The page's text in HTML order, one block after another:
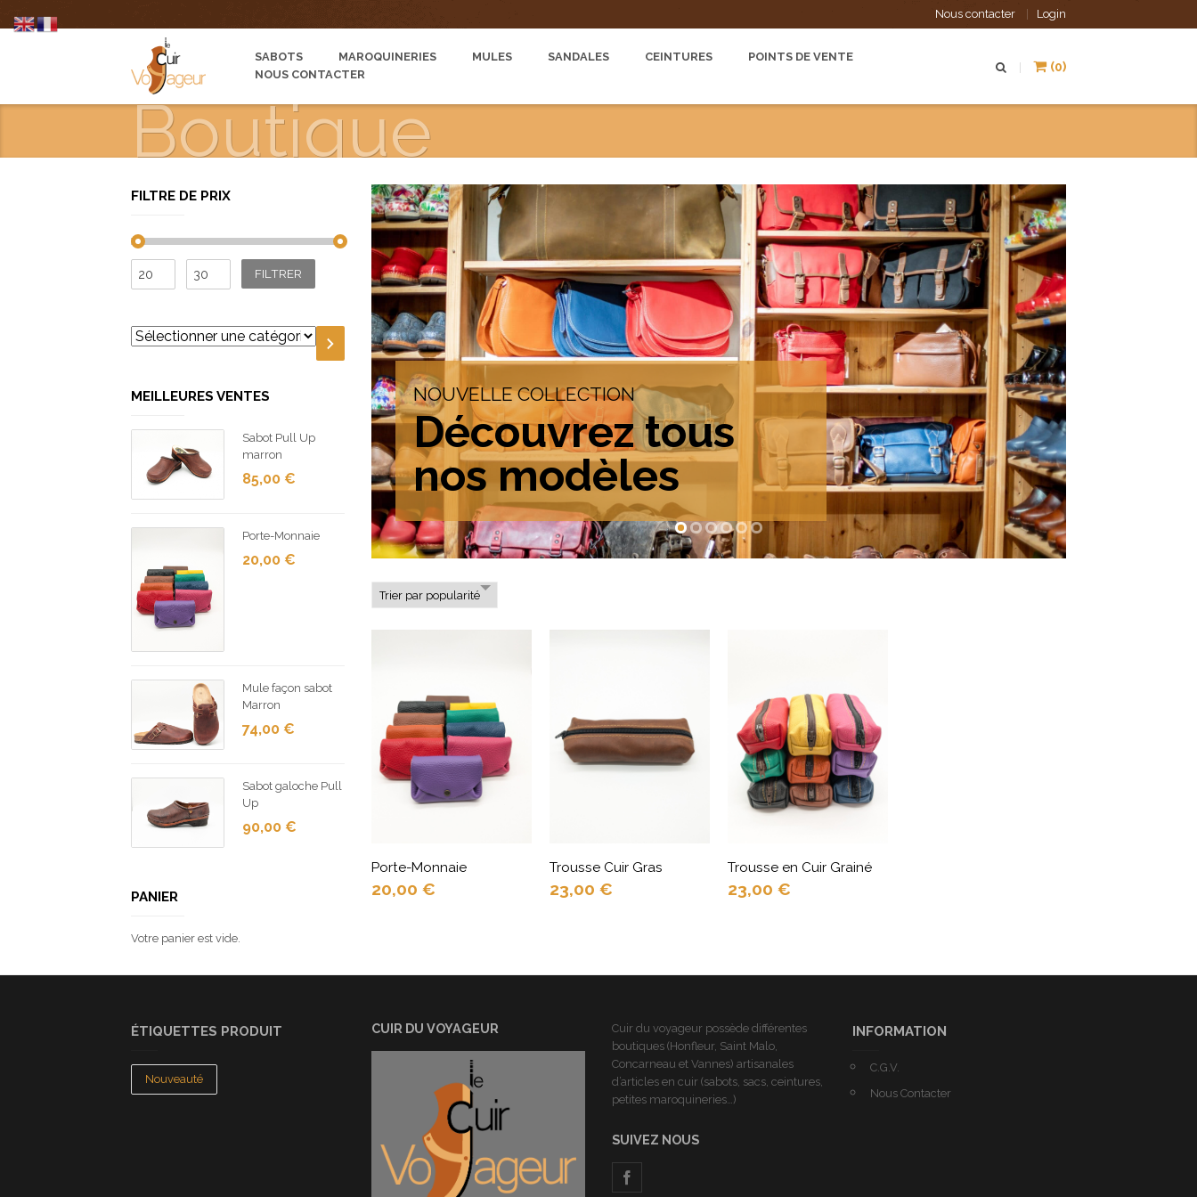
Nous contacter Login
SABOTS MAROQUINERIES MULES SANDALES CEINTURES
POINTS DE VENTE
NOUS CONTACTER
(0)
Boutique
NOUVELLE COLLECTION
Découvrez tous
nos modèles
Porte-Monnaie
20,00 €
Trousse Cuir Gras
23,00 €
Trousse en Cuir Grainé
23,00 €
FILTRE DE PRIX
Prix
Prix FILTRER
Sélectionner
une
MEILLEURES VENTES
Sabot Pull Up
marron
85,00 €
Porte-Monnaie
20,00 €
Mule façon sabot
Marron
74,00 €
Sabot galoche Pull
Up
90,00 €
PANIER
Votre panier est vide.
ÉTIQUETTES PRODUIT
Nouveauté
CUIR DU VOYAGEUR
Cuir du voyageur possède différentes
boutiques (Honfleur, Saint Malo,
Concarneau et Vannes) artisanales
d’articles en cuir (sabots, sacs, ceintures,
petites maroquineries…)
SUIVEZ NOUS
INFORMATION
C.G.V.
Nous Contacter